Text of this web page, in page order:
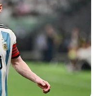
hogy ne üres
jelentett a
aggódtam a jövő